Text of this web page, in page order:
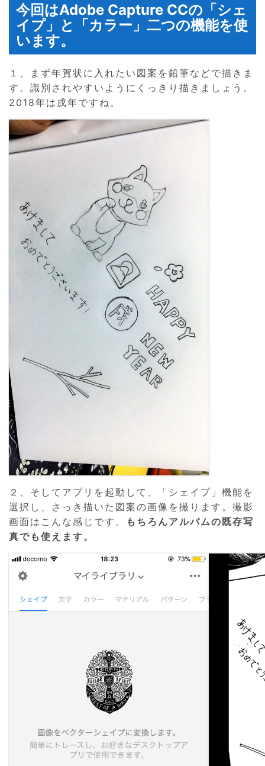
今回はAdobe Capture CCの「シェ
イプ」と「カラー」二つの機能を使
います。
１、まず年賀状に入れたい図案を鉛筆などで描きま
す。識別されやすいようにくっきり描きましょう。
2018年は戌年ですね。
２、そしてアプリを起動して、「シェイプ」機能を
選択し、さっき描いた図案の画像を撮ります。撮影
画面はこんな感じです。
もちろんアルバムの既存写
真でも使えます。